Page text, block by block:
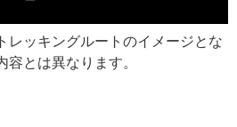
ッキングルートのイメージとな
容とは異なります。